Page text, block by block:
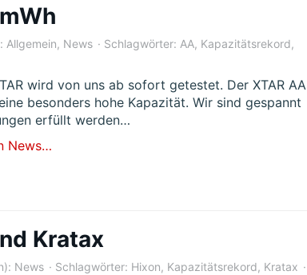
Allgemein, News Schlagwörter: AA, Kapazitätsrekord,
wird von uns ab sofort getestet. Der XTAR AA
besonders hohe Kapazität. Wir sind gespannt
erfüllt werden…
News…
Kratax
News Schlagwörter: Hixon, Kapazitätsrekord, Kratax